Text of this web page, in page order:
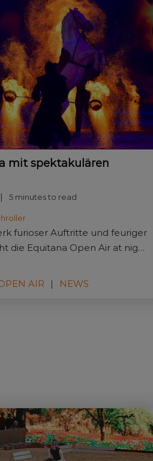
mit spektakulären
5 minutes to read
furioser Auftritte und feuriger
die Equitana Open Air at night
AIR NEWS